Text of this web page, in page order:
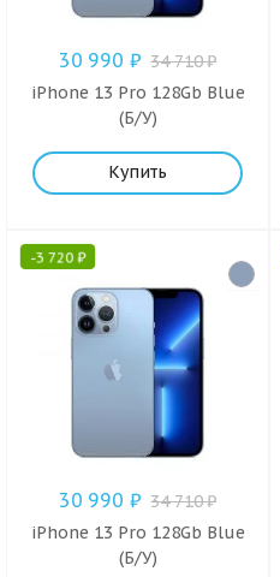
30 990 ₽ 34 710₽
iPhone 13 Pro 128Gb Blue
(Б/У)
Купить
-3 720₽
30 990 ₽ 34 710₽
iPhone 13 Pro 128Gb Blue
(Б/У)